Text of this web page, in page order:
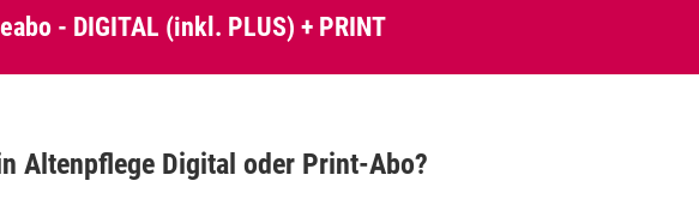
- DIGITAL (inkl. PLUS) + PRINT
Altenpflege Digital oder Print-Abo?